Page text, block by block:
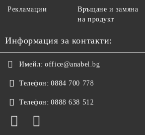
Рекламации
Връщане и замяна
на продукт
Информация за контакти:
Имейл: office@anabel.bg
Телефон: 0884 700 778
Телефон: 0888 638 512